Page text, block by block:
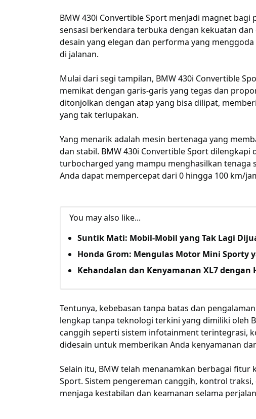
BMW 430i Convertible Sport menjadi magnet
sensasi berkendara terbuka dengan kekuatan
desain yang elegan dan performa yang
di jalanan.
Mulai dari segi tampilan, BMW 430i Convertible
memikat dengan garis-garis yang tegas dan
ditonjolkan dengan atap yang bisa dilipat,
yang tak terlupakan.
Yang menarik adalah mesin bertenaga yang
dan stabil. BMW 430i Convertible Sport
turbocharged yang mampu menghasilkan tenaga
Anda dapat mempercepat dari 0 hingga 100 km/
You may also like...
Suntik Mati: Mobil-Mobil yang Tak Lagi
Honda Grom: Mengulas Motor Mini Sporty
Kehandalan dan Kenyamanan XL7
Tentunya, kebebasan tanpa batas dan
lengkap tanpa teknologi terkini yang dimiliki oleh
canggih seperti sistem infotainment terintegrasi,
didesain untuk memberikan Anda kenyamanan
Selain itu, BMW telah menanamkan berbagai fitur
Sport. Sistem pengereman canggih, kontrol
menjaga kestabilan dan keamanan selama